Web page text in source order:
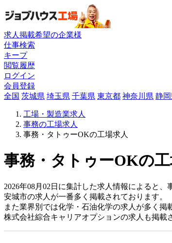
求人掲載希望の企業様
仕事検索
キープ
閲覧履歴
ログイン
会員登録
全国 茨城県 埼玉県 千葉県 東京都 神奈川県 静
工場・製造業求人
事務の工場求人
事務・タトゥーOKの工場求人
事務・タトゥーOKの
2026年08月02日に集計した求人情報によると、
安城市の求人が一番多く掲載されております。
また業界別では化学・石油化学の求人が多く掲
株式会社綜合キャリアオプションの求人も掲載